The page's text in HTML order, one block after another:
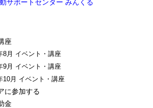
座
8月 イベント・講座
9月 イベント・講座
10月 イベント・講座
に参加する
金